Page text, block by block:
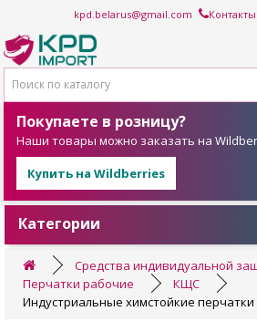
kpd.belarus@gmail.com
Контакты
Покупаете в розницу?
Наши товары можно заказать на
Купить на Wildberries
Категории
Средства индивидуальной
Перчатки рабочие
КЩС
Индустриальные химстойкие перчатки